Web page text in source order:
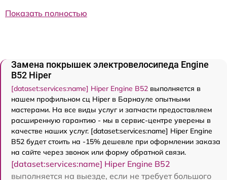
Показать полностью
Замена покрышек электровелосипеда Engine
B52 Hiper
[dataset:services:name] Hiper Engine B52 выполняется в
нашем профильном сц Hiper в Барнауле опытными
мастерами. На все виды услуг и запчасти предоставляем
расширенную гарантию - мы в сервис-центре уверены в
качестве наших услуг. [dataset:services:name] Hiper Engine
B52 будет стоить на -15% дешевле при оформлении заказа
на сайте через звонок или форму обратной связи.
[dataset:services:name] Hiper Engine B52
выполняется на выезде, если не требует большого